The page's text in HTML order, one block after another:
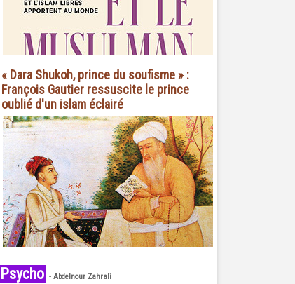
« Dara Shukoh, prince du soufisme » :
François Gautier ressuscite le prince
oublié d'un islam éclairé
Psycho - Abdelnour Zahrali